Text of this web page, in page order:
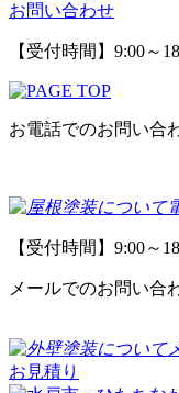
お問い合わせ
【受付時間】9:00～
お電話でのお問い合
【受付時間】9:00～
メールでのお問い合
お見積り